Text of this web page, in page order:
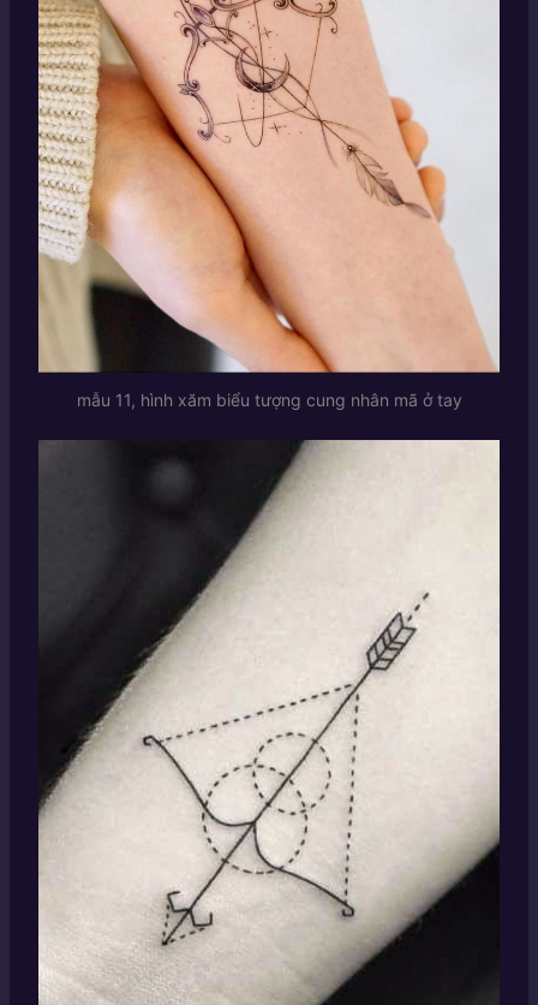
mẫu 11, hình xăm biểu tượng cung nhân mã ở tay